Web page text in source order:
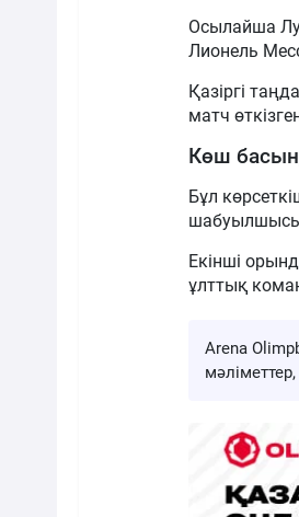
Осылайша
Лионель
Қазіргі
матч
Көш
Бұл
шабуылшысы
Екінші
ұлттық
Arena